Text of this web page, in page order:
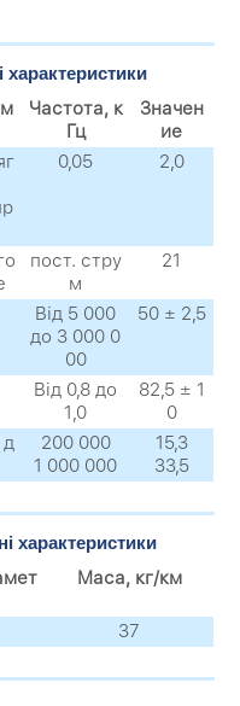
характеристики
Частота, к
Гц
Значен
ие
0,05 2,0
пост. стру
м
21
Від 5 000
до 3 000 0
00
50 ± 2,5
Від 0,8 до
1,0
82,5 ± 1
0
д
200 000
1 000 000
15,3
33,5
характеристики
Маса, кг/км
37